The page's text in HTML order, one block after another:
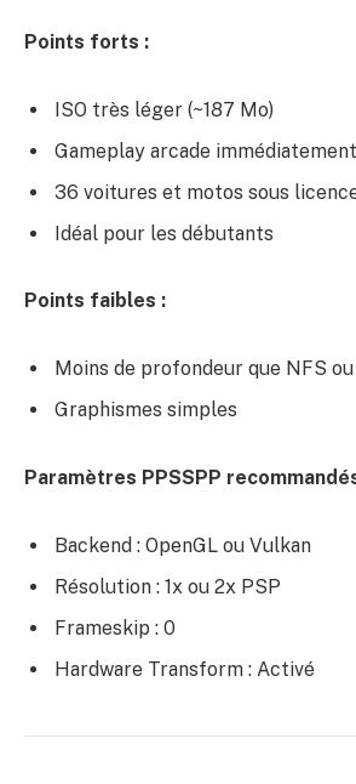
Points forts :
ISO très léger (~187 Mo)
Gameplay arcade
36 voitures et motos sous
Idéal pour les débutants
Points faibles :
Moins de profondeur que NFS
Graphismes simples
Paramètres PPSSPP
Backend : OpenGL ou Vulkan
Résolution : 1x ou 2x PSP
Frameskip : 0
Hardware Transform : Activé